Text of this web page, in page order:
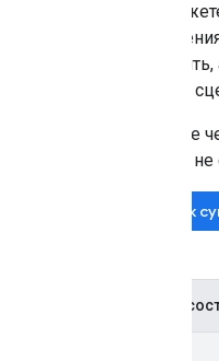
Вы
вашем
Прежде
узнать,
Поиск
коды